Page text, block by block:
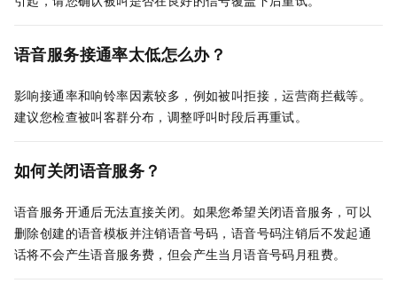
语音服务接通率太低怎么办？
影响接通率和响铃率因素较多，例如被叫拒接，运营商拦截等。
建议您检查被叫客群分布，调整呼叫时段后再重试。
如何关闭语音服务？
语音服务开通后无法直接关闭。如果您希望关闭语音服务，可以
删除创建的语音模板并注销语音号码，语音号码注销后不发起通
话将不会产生语音服务费，但会产生当月语音号码月租费。